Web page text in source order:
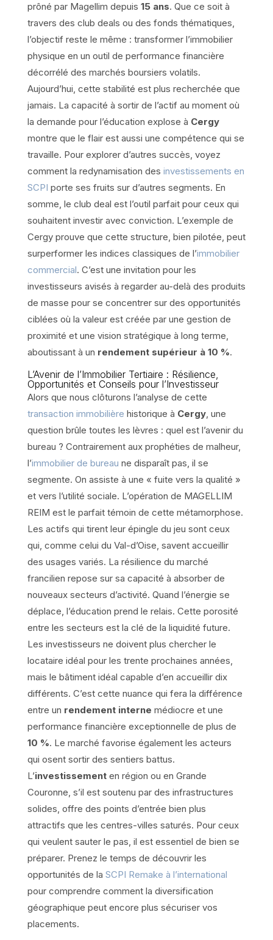
prôné par Magellim depuis 15 ans. Que ce soit à
travers des club deals ou des fonds thématiques,
l’objectif reste le même : transformer l’immobilier
physique en un outil de performance financière
décorrélé des marchés boursiers volatils.
Aujourd’hui, cette stabilité est plus recherchée que
jamais. La capacité à sortir de l’actif au moment où
la demande pour l’éducation explose à Cergy
montre que le flair est aussi une compétence qui se
travaille. Pour explorer d’autres succès, voyez
comment la redynamisation des investissements en
SCPI porte ses fruits sur d’autres segments. En
somme, le club deal est l’outil parfait pour ceux qui
souhaitent investir avec conviction. L’exemple de
Cergy prouve que cette structure, bien pilotée, peut
surperformer les indices classiques de l’immobilier
commercial. C’est une invitation pour les
investisseurs avisés à regarder au-delà des produits
de masse pour se concentrer sur des opportunités
ciblées où la valeur est créée par une gestion de
proximité et une vision stratégique à long terme,
aboutissant à un rendement supérieur à 10 %.
L’Avenir de l’Immobilier Tertiaire : Résilience,
Opportunités et Conseils pour l’Investisseur
Alors que nous clôturons l’analyse de cette
transaction immobilière historique à Cergy, une
question brûle toutes les lèvres : quel est l’avenir du
bureau ? Contrairement aux prophéties de malheur,
l’immobilier de bureau ne disparaît pas, il se
segmente. On assiste à une « fuite vers la qualité »
et vers l’utilité sociale. L’opération de MAGELLIM
REIM est le parfait témoin de cette métamorphose.
Les actifs qui tirent leur épingle du jeu sont ceux
qui, comme celui du Val-d’Oise, savent accueillir
des usages variés. La résilience du marché
francilien repose sur sa capacité à absorber de
nouveaux secteurs d’activité. Quand l’énergie se
déplace, l’éducation prend le relais. Cette porosité
entre les secteurs est la clé de la liquidité future.
Les investisseurs ne doivent plus chercher le
locataire idéal pour les trente prochaines années,
mais le bâtiment idéal capable d’en accueillir dix
différents. C’est cette nuance qui fera la différence
entre un rendement interne médiocre et une
performance financière exceptionnelle de plus de
10 %. Le marché favorise également les acteurs
qui osent sortir des sentiers battus.
L’investissementen région ou en Grande
Couronne, s’il est soutenu par des infrastructures
solides, offre des points d’entrée bien plus
attractifs que les centres-villes saturés. Pour ceux
qui veulent sauter le pas, il est essentiel de bien se
préparer. Prenez le temps de découvrir les
opportunités de la SCPI Remake à l’international
pour comprendre comment la diversification
géographique peut encore plus sécuriser vos
placements.